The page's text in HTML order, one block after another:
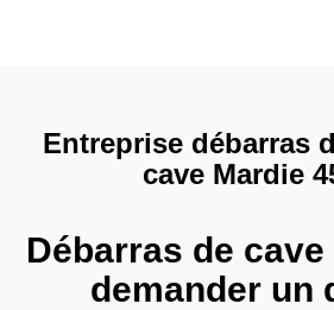
Entreprise débarras
cave Mardie
Débarras de
demander un